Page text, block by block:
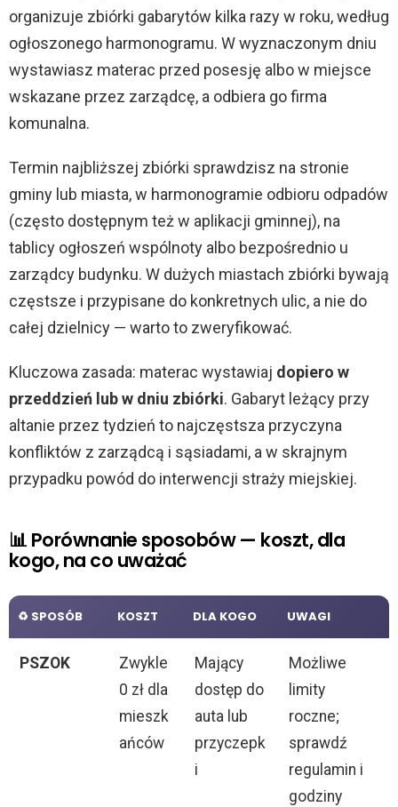
organizuje zbiórki gabarytów kilka razy w roku, według
ogłoszonego harmonogramu. W wyznaczonym dniu
wystawiasz materac przed posesję albo w miejsce
wskazane przez zarządcę, a odbiera go firma
komunalna.
Termin najbliższej zbiórki sprawdzisz na stronie
gminy lub miasta, w harmonogramie odbioru odpadów
(często dostępnym też w aplikacji gminnej), na
tablicy ogłoszeń wspólnoty albo bezpośrednio u
zarządcy budynku. W dużych miastach zbiórki bywają
częstsze i przypisane do konkretnych ulic, a nie do
całej dzielnicy — warto to zweryfikować.
Kluczowa zasada: materac wystawiaj dopiero w
przeddzień lub w dniu zbiórki. Gabaryt leżący przy
altanie przez tydzień to najczęstsza przyczyna
konfliktów z zarządcą i sąsiadami, a w skrajnym
przypadku powód do interwencji straży miejskiej.
📊 Porównanie sposobów — koszt, dla
kogo, na co uważać
♻️ SPOSÓB KOSZT DLA KOGO UWAGI
PSZOK
Zwykle
0 zł dla
mieszk
ańców
Mający
dostęp do
auta lub
przyczepk
i
Możliwe
limity
roczne;
sprawdź
regulamin i
godziny